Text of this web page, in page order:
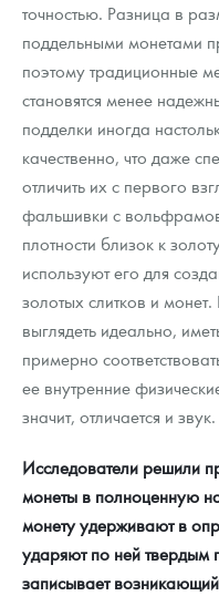
точностью. Разница в
поддельными монетами
поэтому традиционные
становятся менее
подделки иногда
качественно, что даже
отличить их с первого
фальшивки с
плотности близок к
используют его для
золотых слитков и
выглядеть идеально,
примерно
ее внутренние
значит, отличается и звук.
Исследователи решили
монеты в полноценную
монету удерживают в
ударяют по ней
записывает